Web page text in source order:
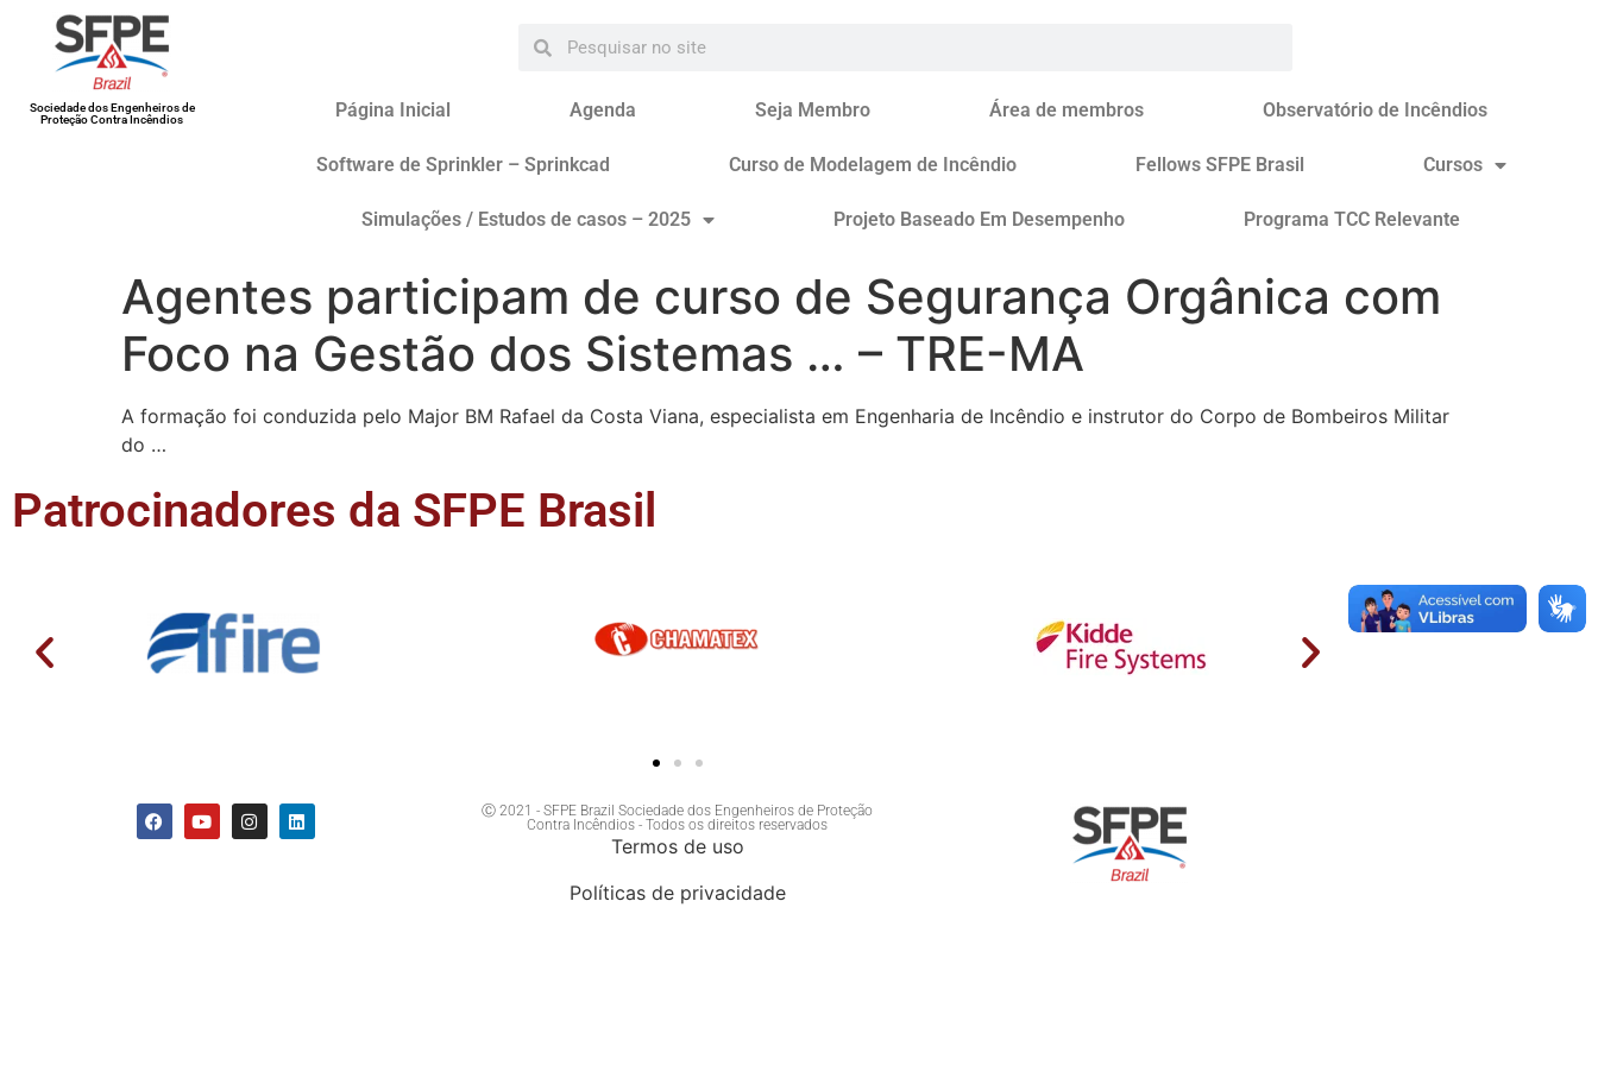
Sociedade dos Engenheiros de
Proteção Contra Incêndios
Página Inicial Agenda Seja Membro Área de membros Observatório de Incêndios
Software de Sprinkler – Sprinkcad Curso de Modelagem de Incêndio Fellows SFPE Brasil Cursos
Simulações / Estudos de casos – 2025 Projeto Baseado Em Desempenho Programa TCC Relevante
Agentes participam de curso de Segurança Orgânica com
Foco na Gestão dos Sistemas … – TRE-MA
A formação foi conduzida pelo Major BM Rafael da Costa Viana, especialista em Engenharia de Incêndio e instrutor do Corpo de Bombeiros Militar
do …
Patrocinadores da SFPE Brasil
Ⓒ 2021 - SFPE Brazil Sociedade dos Engenheiros de Proteção
Contra Incêndios - Todos os direitos reservados
Termos de uso
Políticas de privacidade